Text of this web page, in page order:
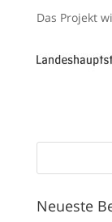
Das Projekt
Neueste